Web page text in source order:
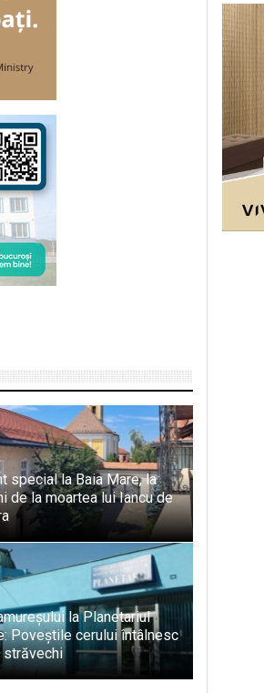
special la Baia Mare, la
de la moartea lui Iancu de
la Planetariul
Poveștile cerului întâlnesc
străvechi